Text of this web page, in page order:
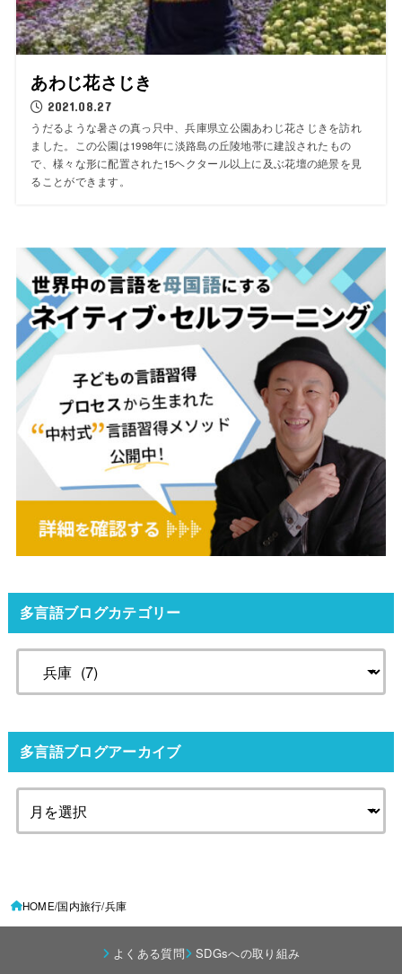
あわじ花さじき
2021.08.27
うだるような暑さの真っ只中、兵庫県立公園あわじ花さじきを訪れ
ました。この公園は1998年に淡路島の丘陵地帯に建設されたもの
で、様々な形に配置された15ヘクタール以上に及ぶ花壇の絶景を見
ることができます。
多言語ブログカテゴリー
多言語ブログアーカイブ
HOME 国内旅行 兵庫
よくある質問 SDGsへの取り組み